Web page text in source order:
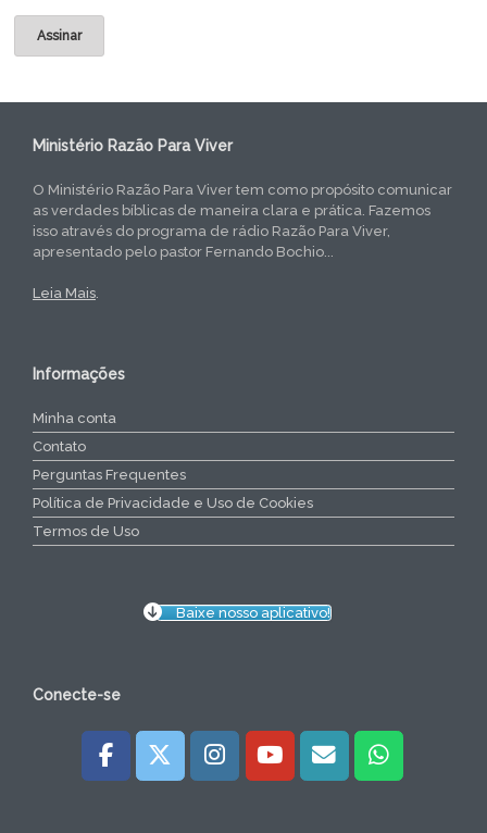
Ministério Razão Para Viver
O Ministério Razão Para Viver tem como propósito comunicar
as verdades bíblicas de maneira clara e prática. Fazemos
isso através do programa de rádio Razão Para Viver,
apresentado pelo pastor Fernando Bochio...
Leia Mais.
Informações
Minha conta
Contato
Perguntas Frequentes
Política de Privacidade e Uso de Cookies
Termos de Uso
Baixe nosso aplicativo!
Conecte-se